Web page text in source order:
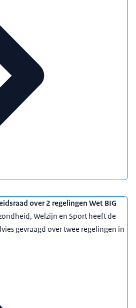
over 2 regelingen Wet BIG
Welzijn en Sport heeft de
gevraagd over twee regelingen in